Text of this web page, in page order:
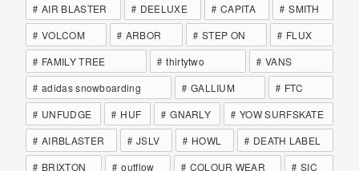
AIR BLASTER
DEELUXE CAPITA
SMITH
VOLCOM
ARBOR STEP ON
FLUX
FAMILY TREE
thirtytwo
VANS
adidas snowboarding
GALLIUM
FTC
UNFUDGE
HUF GNARLY
YOW SURFSKATE
AIRBLASTER
JSLV HOWL
DEATH LABEL
BRIXTON
outflow COLOUR WEAR
SIC